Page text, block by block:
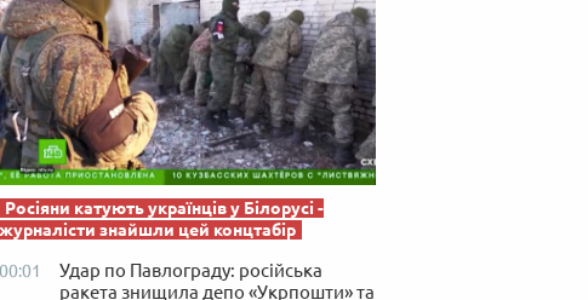
Росіяни катують українців у Білорусі -
журналісти знайшли цей концтабір
00:01
Удар по Павлограду: російська
ракета знищила депо «Укрпошти» та